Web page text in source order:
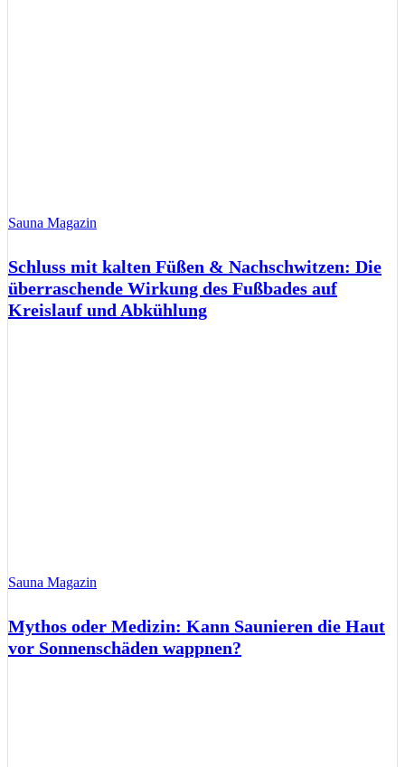
Sauna Magazin
Schluss mit kalten Füßen & Nachschwitzen: Die
überraschende Wirkung des Fußbades auf
Kreislauf und Abkühlung
Sauna Magazin
Mythos oder Medizin: Kann Saunieren die Haut
vor Sonnenschäden wappnen?